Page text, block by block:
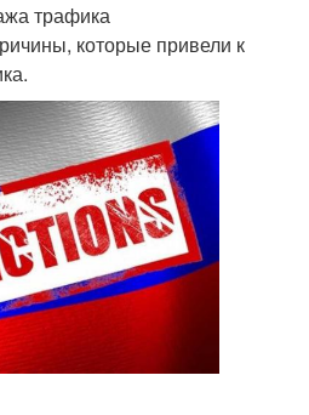
трафика
которые привели к